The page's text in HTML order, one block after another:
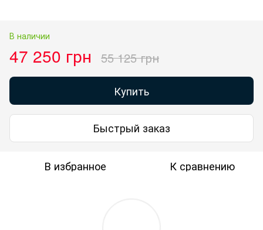
В наличии
47 250 грн 55 125 грн
Купить
Быстрый заказ
В избранное К сравнению